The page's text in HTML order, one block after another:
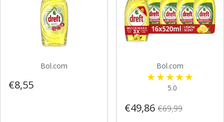
Bol.com
€8,55
Bol.com
5.0
€49,86 €69,99